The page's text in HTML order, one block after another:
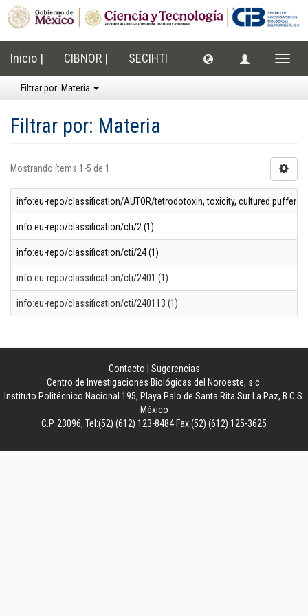
Inicio | CIBNOR | SECIHTI
Filtrar por: Materia
Filtrar por: Materia
Mostrando ítems 1-5 de 1
info:eu-repo/classification/AUTOR/tetrodotoxin, toxicity, cultured puffer
info:eu-repo/classification/cti/2 (1)
info:eu-repo/classification/cti/24 (1)
info:eu-repo/classification/cti/2401 (1)
info:eu-repo/classification/cti/240113 (1)
Contacto
Sugerencias
Centro de Investigaciones Biológicas del Noroeste, s.c.
Instituto Politécnico Nacional 195, Playa Palo de Santa Rita Sur La Paz, B.C.S.
México
C.P. 23096, Tel:(52) (612) 123-8484 Fax:(52) (612) 125-3625